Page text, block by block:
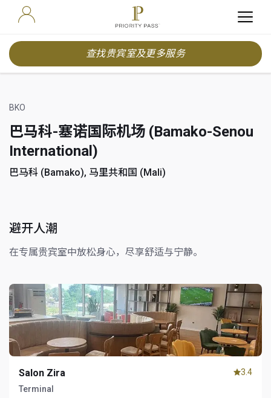
查找贵宾室及更多服务
BKO
巴马科-塞诺国际机场 (Bamako-Senou
International)
巴马科 (Bamako), 马里共和国 (Mali)
避开人潮
在专属贵宾室中放松身心，尽享舒适与宁静。
Salon Zira
Terminal
3.4